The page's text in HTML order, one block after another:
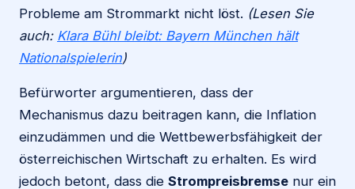
Probleme am Strommarkt nicht löst. (Lesen Sie
auch: Klara Bühl bleibt: Bayern München hält
Nationalspielerin)
Befürworter argumentieren, dass der
Mechanismus dazu beitragen kann, die Inflation
einzudämmen und die Wettbewerbsfähigkeit der
österreichischen Wirtschaft zu erhalten. Es wird
jedoch betont, dass die Strompreisbremse nur ein